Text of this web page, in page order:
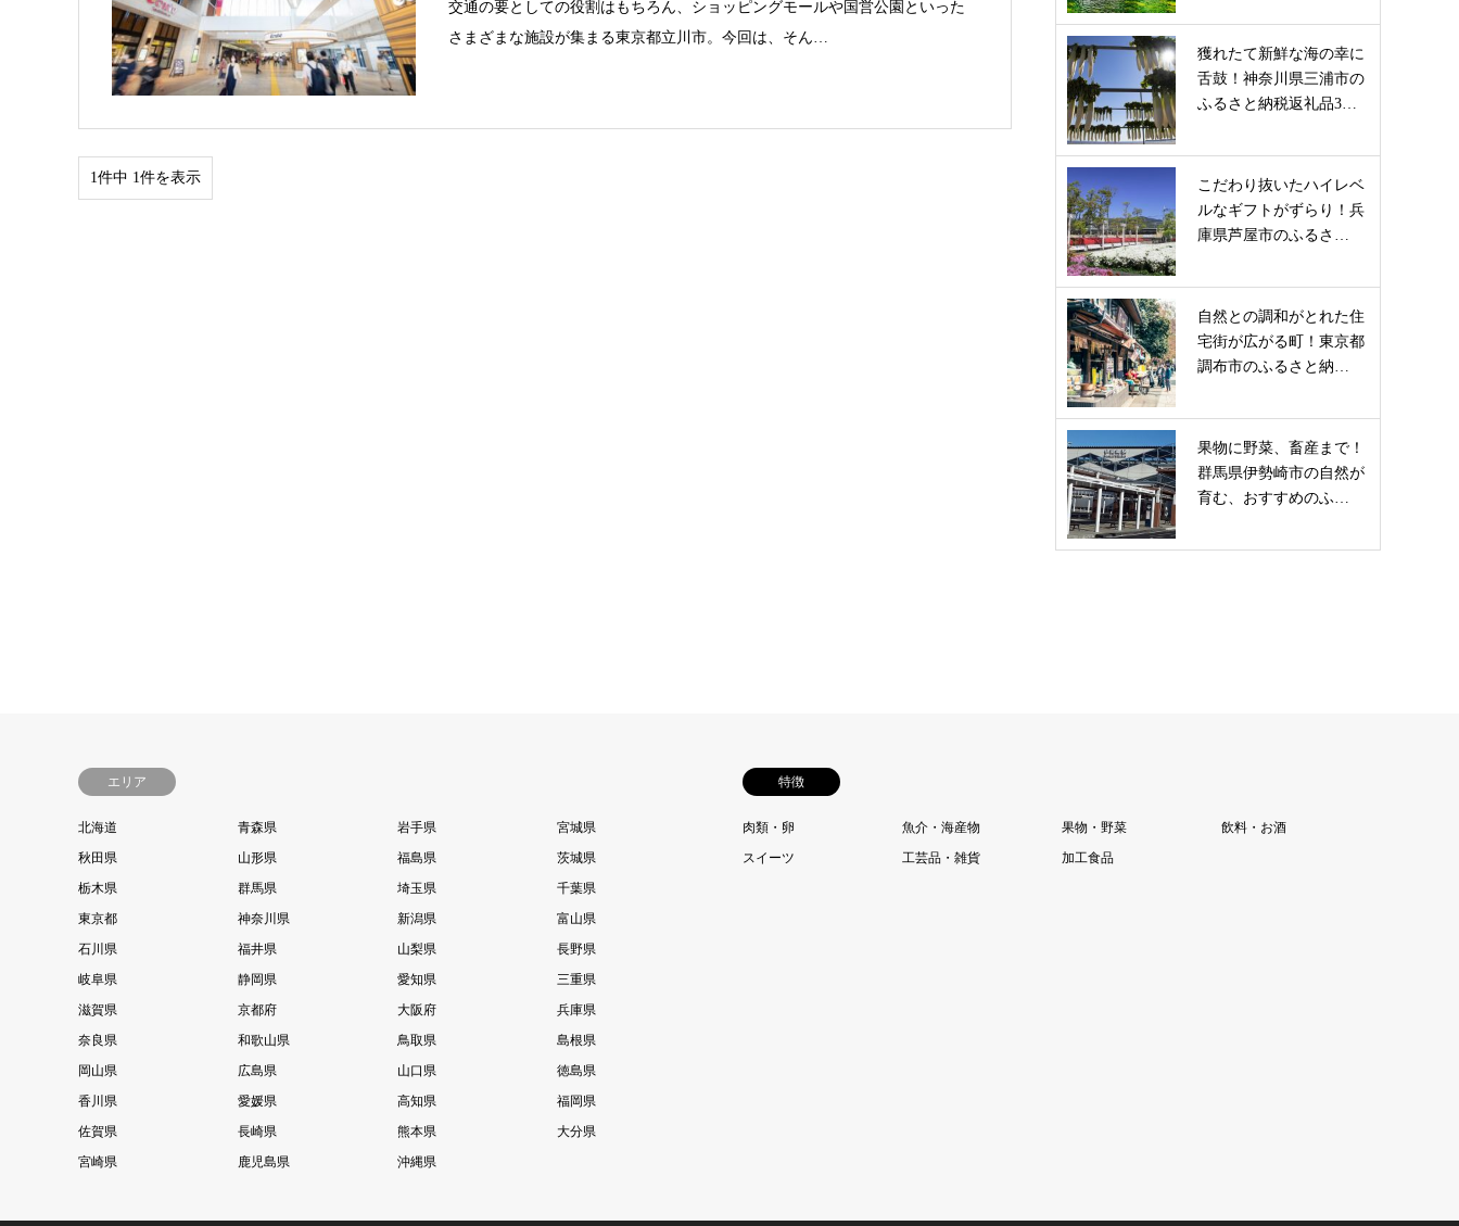
交通の要としての役割はもちろん、ショッピングモールや国営公園といった
さまざまな施設が集まる東京都立川市。今回は、そん…
1件中 1件を表示
獲れたて新鮮な海の幸に
舌鼓！神奈川県三浦市の
ふるさと納税返礼品3…
こだわり抜いたハイレベ
ルなギフトがずらり！兵
庫県芦屋市のふるさ…
自然との調和がとれた住
宅街が広がる町！東京都
調布市のふるさと納…
果物に野菜、畜産まで！
群馬県伊勢崎市の自然が
育む、おすすめのふ…
エリア
北海道 青森県 岩手県
宮城県
秋田県
山形県 福島県
茨城県
栃木県
群馬県 埼玉県
千葉県
東京都
神奈川県 新潟県
富山県
石川県
福井県 山梨県
長野県
岐阜県
静岡県 愛知県
三重県
滋賀県
京都府 大阪府
兵庫県
奈良県
和歌山県 鳥取県
島根県
岡山県
広島県 山口県
徳島県
香川県
愛媛県 高知県
福岡県
佐賀県
長崎県 熊本県
大分県
宮崎県
鹿児島県 沖縄県
特徴
肉類・卵 魚介・海産物 果物・野菜
飲料・お酒
スイーツ
工芸品・雑貨 加工食品